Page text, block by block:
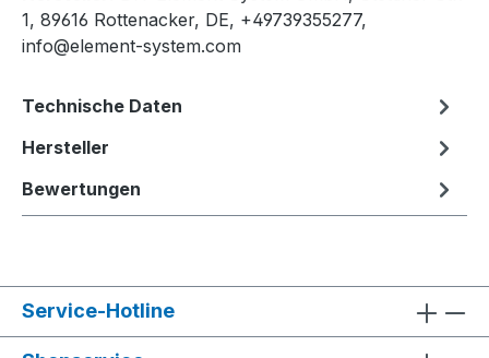
1, 89616 Rottenacker, DE, +49739355277,
info@element-system.com
Technische Daten
Hersteller
Bewertungen
Service-Hotline